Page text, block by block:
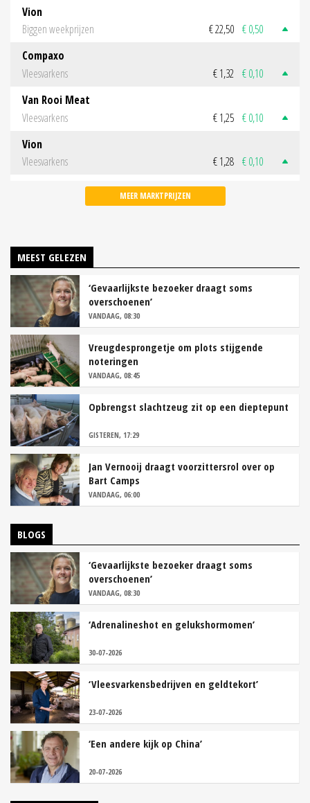
Vion
Biggen weekprijzen
€ 22,50 € 0,50
Compaxo
Vleesvarkens
€ 1,32 € 0,10
Van Rooi Meat
Vleesvarkens
€ 1,25 € 0,10
Vion
Vleesvarkens
€ 1,28 € 0,10
MEER MARKTPRIJZEN
MEEST GELEZEN
‘Gevaarlijkste bezoeker draagt soms
overschoenen’
VANDAAG, 08:30
Vreugdesprongetje om plots stijgende
noteringen
VANDAAG, 08:45
Opbrengst slachtzeug zit op een dieptepunt
GISTEREN, 17:29
Jan Vernooij draagt voorzittersrol over op
Bart Camps
VANDAAG, 06:00
BLOGS
‘Gevaarlijkste bezoeker draagt soms
overschoenen’
VANDAAG, 08:30
‘Adrenalineshot en gelukshormomen’
30-07-2026
‘Vleesvarkensbedrijven en geldtekort’
23-07-2026
‘Een andere kijk op China’
20-07-2026